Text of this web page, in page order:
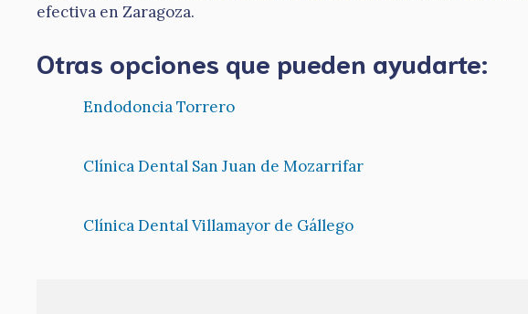
efectiva en Zaragoza.
Otras opciones que pueden ayudarte:
Endodoncia Torrero
Clínica Dental San Juan de Mozarrifar
Clínica Dental Villamayor de Gállego